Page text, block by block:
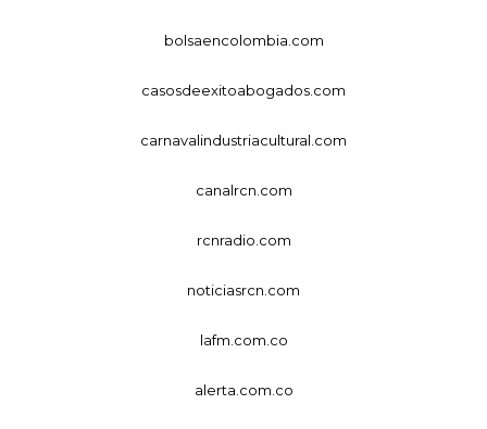
bolsaencolombia.com
casosdeexitoabogados.com
carnavalindustriacultural.com
canalrcn.com
rcnradio.com
noticiasrcn.com
lafm.com.co
alerta.com.co